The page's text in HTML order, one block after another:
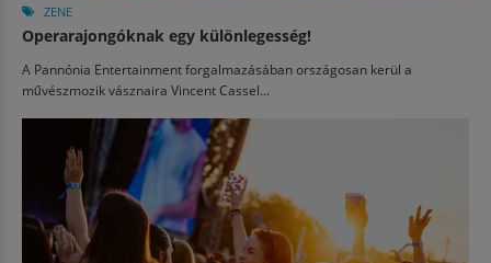
ZENE
Operarajongóknak egy különlegesség!
A Pannónia Entertainment forgalmazásában országosan kerül a
művészmozik vásznaira Vincent Cassel...